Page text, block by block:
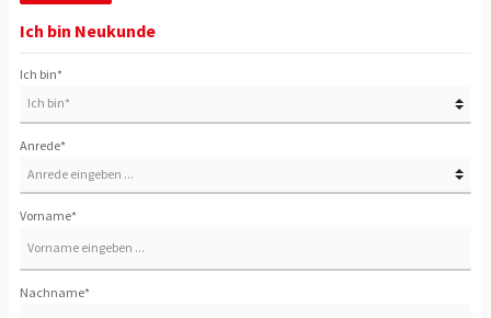
Ich bin Neukunde
Ich bin*
Anrede*
Vorname*
Nachname*